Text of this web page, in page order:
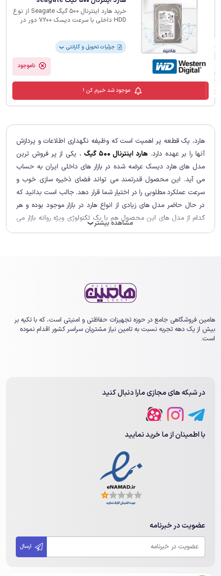
خرید هارد اینترنال 500 گیگ‎ Seagate ‎از نوع
‏HDD‏ داخلی با سرعت دیسک 7200 دور در
قیمت بروز از سایت هامین انجام دهید.‏
⭐️گارانتی 12 ماه⭐️
جزئیات تحویل و گارانتی ❯
ناموجود
موجود شد خبرم کن !
هارد، یک قطعه پر اهمیت است که وظیفه نگهداری اطلاعات و پردازش
آنها را بر عهده دارد. هارد اینترنال 500 گیگ
، یکی از پر فروش ترین
مدل های هارد دیسک عرضه شده در بازار های داخلی ایران به حساب
می آید. این محصول قدرتمند می تواند فضای ذخیره سازی خوب و
سرعت عملکرد مطلوبی را در اختیار شما قرار دهد. جالب است بدانید که
در حال حاضر مدل های زیادی از انواع هارد در بازار موجود بوده و هر
کدام از مدل های این محصول هم با یک تکنولوژی ویژه روانه بازار می
شوند. خرید بهترین انواع هارد مسئله ای است که می تواند روی سرعت
را مورد بررسی قرار دهیم.
ضرورت استفاده از هارد اینترنال 500 گیگ
بیایید به ضرورت استفاده از این کالا نگاهی بیندازیم. هارد دیسک یکی از
قطعات پر اهمیت به کار رفته در ساخت کامپیوتر های شخصی به
حساب می آید. بدون استفاده از هارد دیسک، امکان لود کردن سیستم
عامل و ذخیره سازی اطلاعات وجود ندارد. هارد یا حافظه می تواند برای
ذخیره دیتای مختلفی مورد استفاده قرار گیرد.
سرعت پردازش گرفته تا قدرت عملکردی کامپیوتر همگی جزو مواردی
هستند که تحت تاثیر انواع هارد دیسک قرار می گیرند. به خاطر داشته
باشید که در حال حاضر مدل های زیادی از انواع هارد دیسک در بازار
مشاهده بیشتر ❯
فیلترهای لیست محصولات
هامین فروشگاهی جامع در حوزه تجهیزات حفاظتی و امنیتی است، که با تکیه بر
بیش از یک ‏دهه تجربه نسبت به تامین نیاز مشتریان سراسر کشور اقدام نموده
است.
در شبکه های مجازی مارا دنبال کنید
با اطمینان از ما خرید نمایید
عضویت در خبرنامه